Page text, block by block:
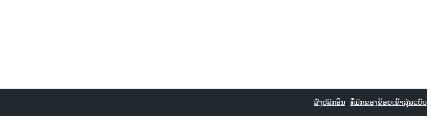
ສົ່ງປລັກອິນ ທີ່ມັກຂອງຂ້ອຍເຂົ້າສູ່ລະບົບ